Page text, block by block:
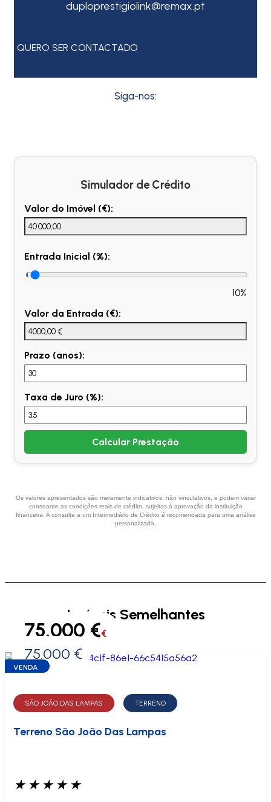
duploprestigiolink@remax.pt
QUERO SER CONTACTADO
Siga-nos:
Simulador de Crédito
Valor do Imóvel (€):
Entrada Inicial (%):
10%
Valor da Entrada (€):
Prazo (anos):
Taxa de Juro (%):
Calcular Prestação
Os valores apresentados são meramente indicativos, não vinculativos, e podem variar
consoante as condições reais de crédito, sujeitas à aprovação da instituição
financeira. A consulta a um Intermediário de Crédito é recomendada para uma análise
personalizada.
Imóveis Semelhantes
0 €
75.000 €€
75.000 €
VENDA
SÃO JOÃO DAS LAMPAS TERRENO
Terreno São João Das Lampas
★ ★ ★ ★ ★